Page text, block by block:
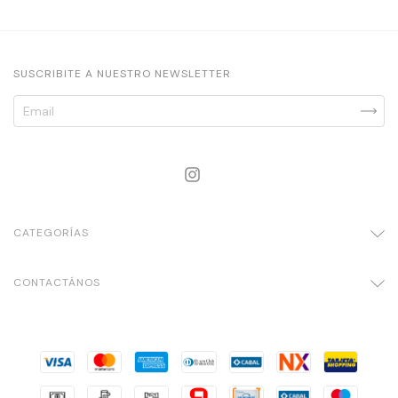
SUSCRIBITE A NUESTRO NEWSLETTER
CATEGORÍAS
CONTACTÁNOS